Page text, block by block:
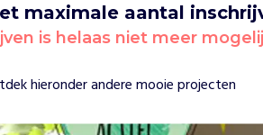
maximale aantal
is helaas niet meer
hieronder andere mooie projecten